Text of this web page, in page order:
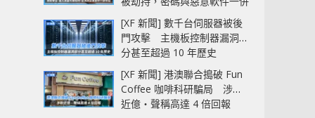
中招
[XF 新聞] 數千台伺服器被後
門攻擊 主機板控制器漏洞部
分甚至超過 10 年歷史
[XF 新聞] 港澳聯合搗破 Fun
Coffee 咖啡科研騙局 涉款
近億‧聲稱高達 4 倍回報